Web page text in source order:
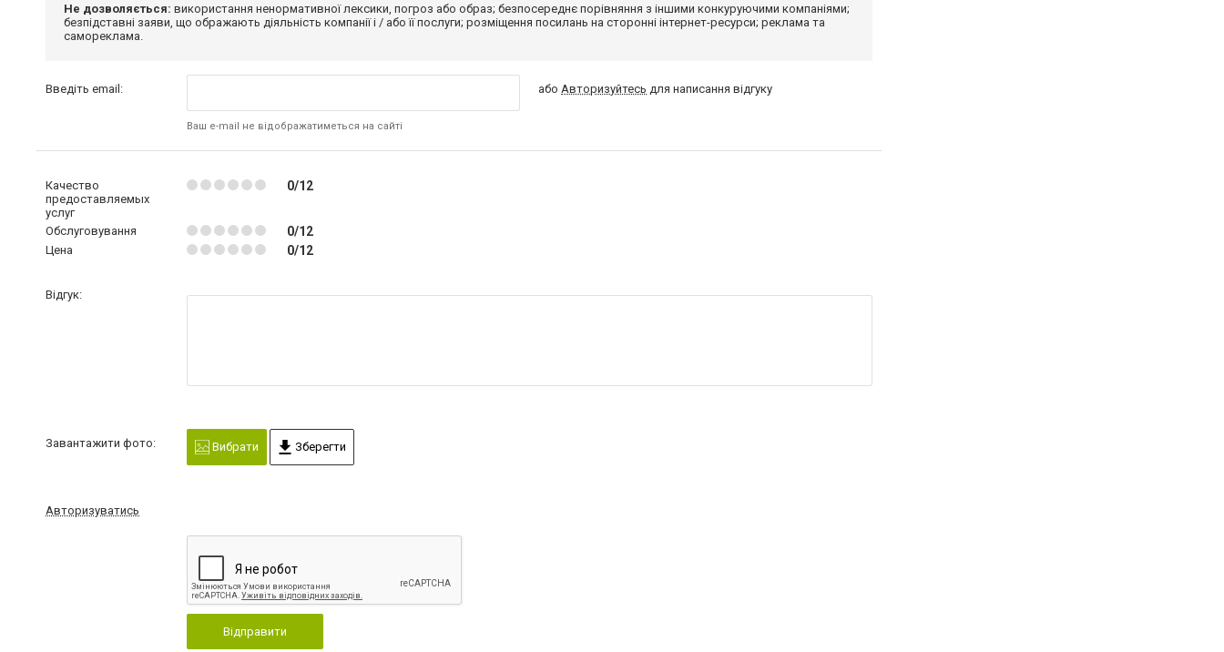
Не дозволяється: використання ненормативної лексики, погроз або образ; безпосереднє порівняння з іншими конкуруючими компаніями;
безпідставні заяви, що ображають діяльність компанії і / або її послуги; розміщення посилань на сторонні інтернет-ресурси; реклама та
самореклама.
Введіть email:
Ваш e-mail не відображатиметься на сайті
або Авторизуйтесь для написання відгуку
Качество
предоставляемых
услуг
0/12
Обслуговування 0/12
Цена 0/12
Відгук:
Завантажити фото: Вибрати Зберегти
Авторизуватись
Відправити